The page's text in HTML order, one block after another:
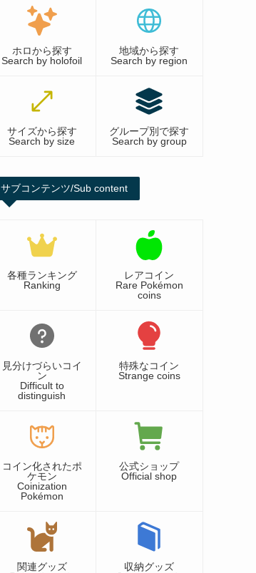
ホロから探す
Search by holofoil
地域から探す
Search by region
サイズから探す
Search by size
グループ別で探す
Search by group
サブコンテンツ/Sub content
各種ランキング
Ranking
レアコイン
Rare Pokémon
coins
見分けづらいコイ
ン
Difficult to
distinguish
特殊なコイン
Strange coins
コイン化されたポ
ケモン
Coinization
Pokémon
公式ショップ
Official shop
関連グッズ
収納グッズ